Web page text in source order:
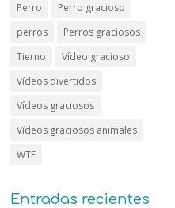
Perro
Perro gracioso
perros
Perros graciosos
Tierno
Vídeo gracioso
Vídeos divertidos
Vídeos graciosos
Vídeos graciosos animales
WTF
Entradas recientes